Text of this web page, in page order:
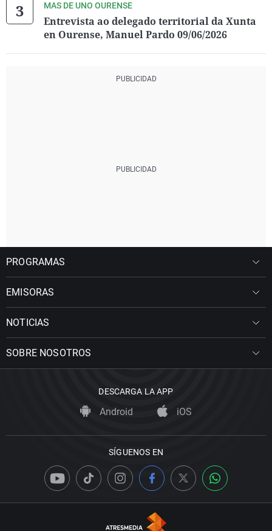
MAS DE UNO OURENSE
Entrevista ao delegado territorial da Xunta
en Ourense, Manuel Pardo 09/06/2026
PROGRAMAS
EMISORAS
NOTICIAS
SOBRE NOSOTROS
DESCARGA LA APP
Android iOS
SÍGUENOS EN